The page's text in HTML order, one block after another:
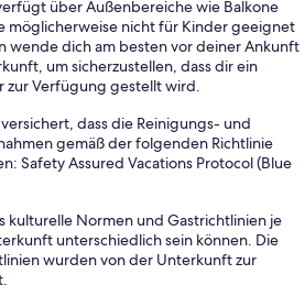
über Außenbereiche wie Balkone
möglicherweise nicht für Kinder geeignet
wende dich am besten vor deiner Ankunft
um sicherzustellen, dass dir ein
zur Verfügung gestellt wird.
dass die Reinigungs- und
gemäß der folgenden Richtlinie
Safety Assured Vacations Protocol (Blue
kulturelle Normen und Gastrichtlinien je
unterschiedlich sein können. Die
wurden von der Unterkunft zur